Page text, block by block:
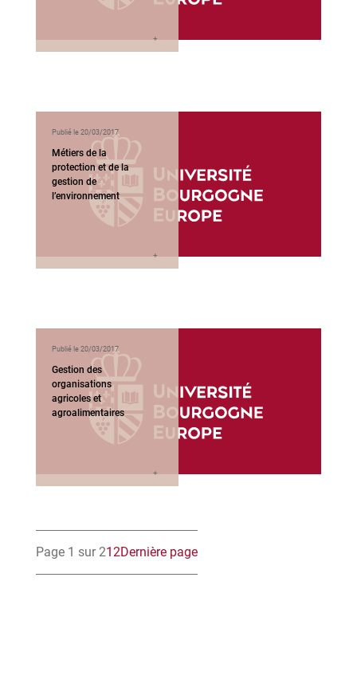
Publié le 20/03/2017
Métiers de la
protection et de la
gestion de
l’environnement
Publié le 20/03/2017
Gestion des
organisations
agricoles et
agroalimentaires
Page 1 sur 212Dernière page